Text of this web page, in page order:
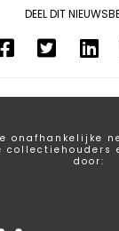
DEEL DIT
onafhankelijke
collectiehouders
door: